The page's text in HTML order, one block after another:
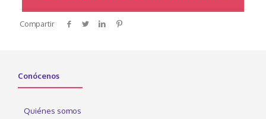
Compartir
Conócenos
Quiénes somos